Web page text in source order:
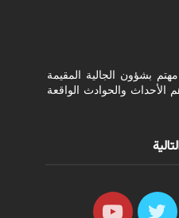
بشؤون الجالية المقيمة
الأحداث والحوادث الواقعة